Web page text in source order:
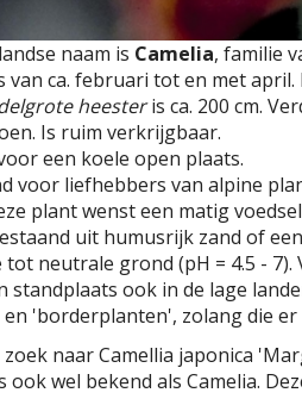
naam is Camelia, familie
van ca. februari tot en met
heesteris ca. 200 cm.
Is ruim verkrijgbaar.
een koele open plaats.
voor liefhebbers van alpine
plant wenst een matig
uit humusrijk zand of
neutrale grond (pH = 4.5 -
standplaats ook in de lage
'borderplanten', zolang die
zoek naar Camellia japonica
ook wel bekend als Camelia.